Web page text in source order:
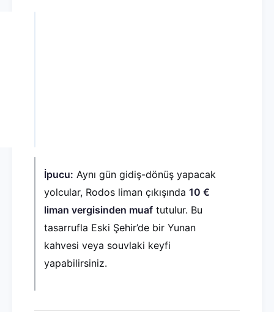
İpucu: Aynı gün gidiş-dönüş yapacak
yolcular, Rodos liman çıkışında 10 €
liman vergisinden muaf tutulur. Bu
tasarrufla Eski Şehir’de bir Yunan
kahvesi veya souvlaki keyfi
yapabilirsiniz.